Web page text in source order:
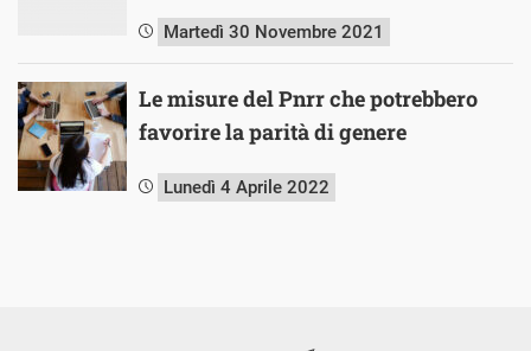
Martedì 30 Novembre 2021
Le misure del Pnrr che potrebbero
favorire la parità di genere
Lunedì 4 Aprile 2022